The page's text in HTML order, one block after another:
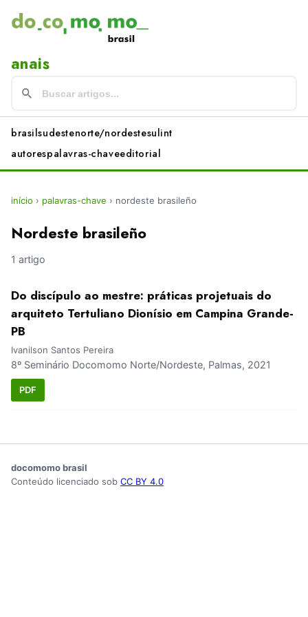
anais
brasilsudestenorte/nordestesulint
autorespalavras-chaveeditorial
início › palavras-chave › nordeste brasileño
Nordeste brasileño
1 artigo
Do discípulo ao mestre: práticas projetuais do
arquiteto Tertuliano Dionísio em Campina Grande-
PB
Ivanilson Santos Pereira
8º Seminário Docomomo Norte/Nordeste, Palmas, 2021
PDF
docomomo brasil
Conteúdo licenciado sob CC BY 4.0